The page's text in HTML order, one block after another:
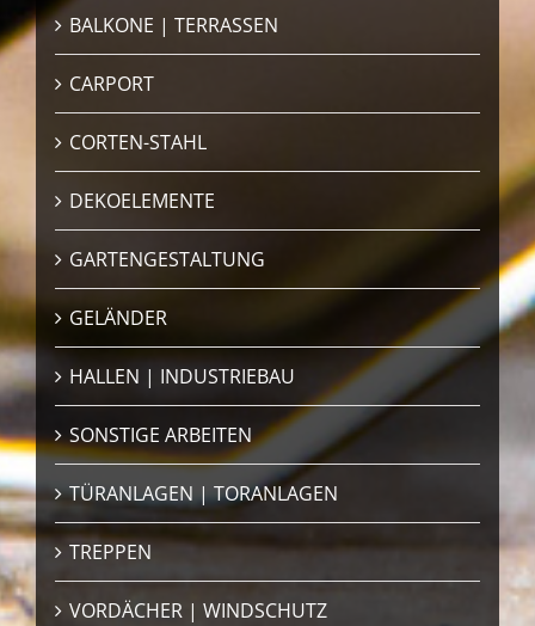
BALKONE | TERRASSEN
CARPORT
CORTEN-STAHL
DEKOELEMENTE
GARTENGESTALTUNG
GELÄNDER
HALLEN | INDUSTRIEBAU
SONSTIGE ARBEITEN
TÜRANLAGEN | TORANLAGEN
TREPPEN
VORDÄCHER | WINDSCHUTZ